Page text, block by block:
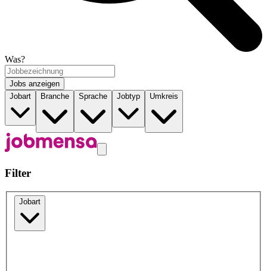
Was?
Jobs anzeigen
Jobart
Branche Sprache Jobtyp Umkreis
Filter
Jobart